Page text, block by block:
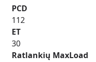
PCD
112
ET
30
Ratlankių MaxLoad